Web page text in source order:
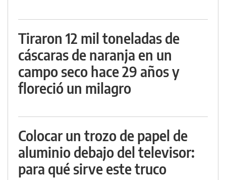
Tiraron 12 mil toneladas de
cáscaras de naranja en un
campo seco hace 29 años y
floreció un milagro
Colocar un trozo de papel de
aluminio debajo del televisor:
para qué sirve este truco